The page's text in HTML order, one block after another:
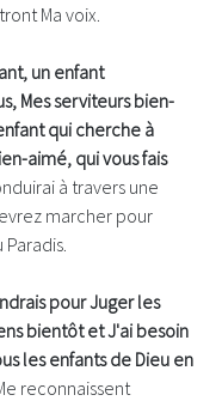
Ma voix.
un enfant
Mes serviteurs bien-
qui cherche à
aimé, qui vous fais
à travers une
marcher pour
pour Juger les
bientôt et J'ai besoin
les enfants de Dieu en
reconnaissent